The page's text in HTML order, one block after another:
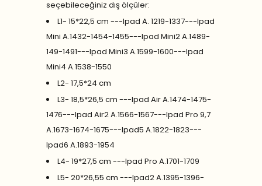
seçebileceğiniz dış ölçüler:
L1- 15*22,5 cm ---Ipad A. 1219-1337---Ipad
Mini A.1432-1454-1455---Ipad Mini2 A.1489-
149-1491---Ipad Mini3 A.1599-1600---Ipad
Mini4 A.1538-1550
L2- 17,5*24 cm
L3- 18,5*26,5 cm ---Ipad Air A.1474-1475-
1476---Ipad Air2 A.1566-1567---Ipad Pro 9,7
A.1673-1674-1675---Ipad5 A.1822-1823---
Ipad6 A.1893-1954
L4- 19*27,5 cm ---Ipad Pro A.1701-1709
L5- 20*26,55 cm ---Ipad2 A.1395-1396-